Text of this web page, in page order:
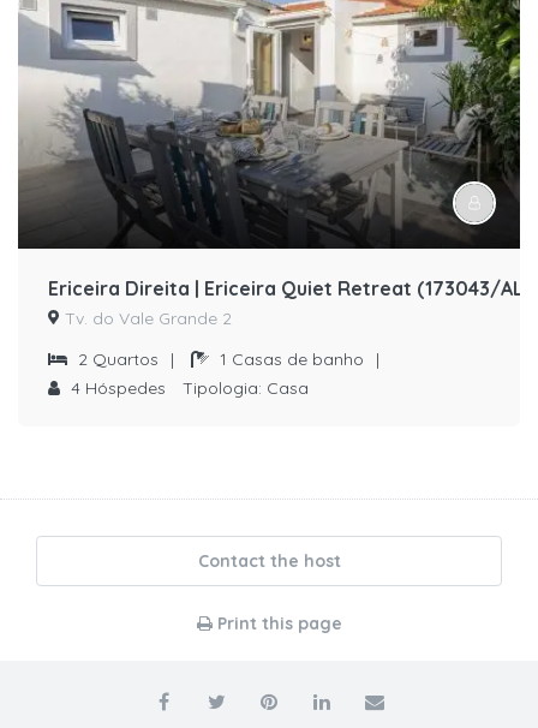
Ericeira Direita | Ericeira Quiet Retreat (173043/AL)
Tv. do Vale Grande 2
2 Quartos | 1 Casas de banho
|
4 Hóspedes Tipologia: Casa
Contact the host
Print this page